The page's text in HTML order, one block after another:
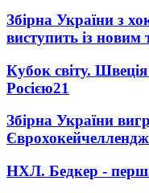
Збірна України з
виступить із новим
Кубок світу.
Росією21
Збірна України
НХЛ. Бедкер -